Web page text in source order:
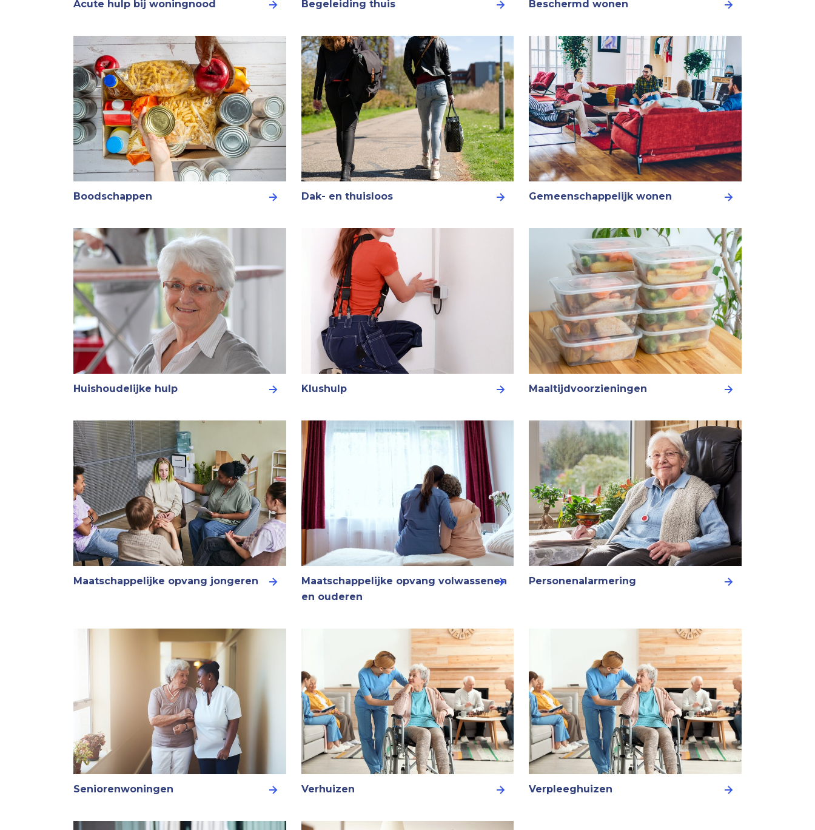
Acute hulp bij woningnood Begeleiding thuis Beschermd wonen
Boodschappen Dak- en thuisloos Gemeenschappelijk wonen
Huishoudelijke hulp Klushulp Maaltijdvoorzieningen
Maatschappelijke opvang jongeren
Maatschappelijke opvang volwassenen
en ouderen
Personenalarmering
Seniorenwoningen Verhuizen Verpleeghuizen